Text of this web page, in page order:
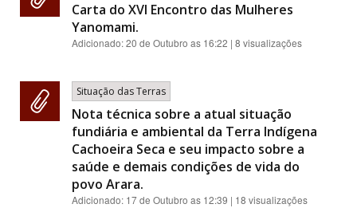
Carta do XVI Encontro das Mulheres
Yanomami.
Adicionado:20 de Outubro as 16:22 | 8 visualizações
Situação das Terras
Nota técnica sobre a atual situação
fundiária e ambiental da Terra Indígena
Cachoeira Seca e seu impacto sobre a
saúde e demais condições de vida do
povo Arara.
Adicionado: 17 de Outubro as 12:39 | 18 visualizações